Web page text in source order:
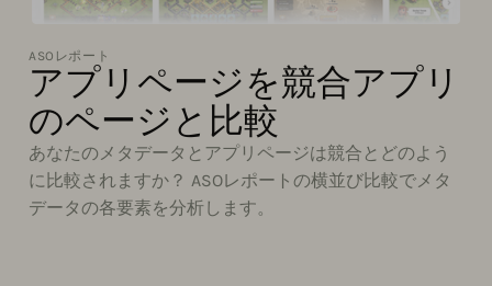
ASOレポート
アプリページを競合アプリ
のページと比較
あなたのメタデータとアプリページは競合とどのよう
に比較されますか？ ASOレポートの横並び比較でメタ
データの各要素を分析します。